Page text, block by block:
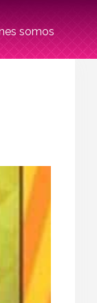
somos